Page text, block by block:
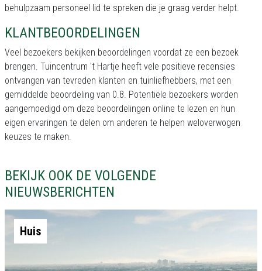
behulpzaam personeel lid te spreken die je graag verder helpt.
KLANTBEOORDELINGEN
Veel bezoekers bekijken beoordelingen voordat ze een bezoek
brengen. Tuincentrum 't Hartje heeft vele positieve recensies
ontvangen van tevreden klanten en tuinliefhebbers, met een
gemiddelde beoordeling van 0.8. Potentiële bezoekers worden
aangemoedigd om deze beoordelingen online te lezen en hun
eigen ervaringen te delen om anderen te helpen weloverwogen
keuzes te maken.
BEKIJK OOK DE VOLGENDE
NIEUWSBERICHTEN
Huis